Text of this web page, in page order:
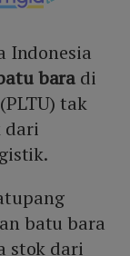
Indonesia
bara di
tak
dari
batu bara
stok dari